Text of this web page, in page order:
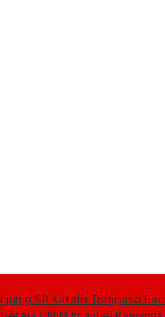
SD Katolik Tompaso